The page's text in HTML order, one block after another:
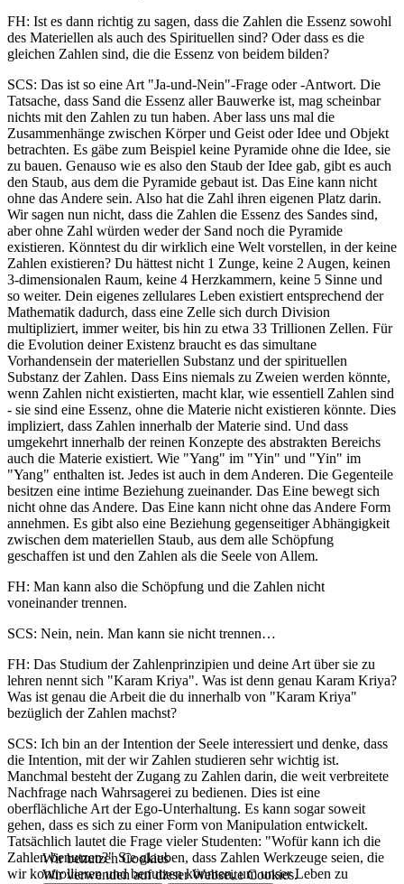
FH: Ist es dann richtig zu sagen, dass die Zahlen die Essenz sowohl
des Materiellen als auch des Spirituellen sind? Oder dass es die
gleichen Zahlen sind, die die Essenz von beidem bilden?
SCS: Das ist so eine Art "Ja-und-Nein"-Frage oder -Antwort. Die
Tatsache, dass Sand die Essenz aller Bauwerke ist, mag scheinbar
nichts mit den Zahlen zu tun haben. Aber lass uns mal die
Zusammenhänge zwischen Körper und Geist oder Idee und Objekt
betrachten. Es gäbe zum Beispiel keine Pyramide ohne die Idee, sie
zu bauen. Genauso wie es also den Staub der Idee gab, gibt es auch
den Staub, aus dem die Pyramide gebaut ist. Das Eine kann nicht
ohne das Andere sein. Also hat die Zahl ihren eigenen Platz darin.
Wir sagen nun nicht, dass die Zahlen die Essenz des Sandes sind,
aber ohne Zahl würden weder der Sand noch die Pyramide
existieren. Könntest du dir wirklich eine Welt vorstellen, in der keine
Zahlen existieren? Du hättest nicht 1 Zunge, keine 2 Augen, keinen
3-dimensionalen Raum, keine 4 Herzkammern, keine 5 Sinne und
so weiter. Dein eigenes zellulares Leben existiert entsprechend der
Mathematik dadurch, dass eine Zelle sich durch Division
multipliziert, immer weiter, bis hin zu etwa 33 Trillionen Zellen. Für
die Evolution deiner Existenz braucht es das simultane
Vorhandensein der materiellen Substanz und der spirituellen
Substanz der Zahlen. Dass Eins niemals zu Zweien werden könnte,
wenn Zahlen nicht existierten, macht klar, wie essentiell Zahlen sind
- sie sind eine Essenz, ohne die Materie nicht existieren könnte. Dies
impliziert, dass Zahlen innerhalb der Materie sind. Und dass
umgekehrt innerhalb der reinen Konzepte des abstrakten Bereichs
auch die Materie existiert. Wie "Yang" im "Yin" und "Yin" im
"Yang" enthalten ist. Jedes ist auch in dem Anderen. Die Gegenteile
besitzen eine intime Beziehung zueinander. Das Eine bewegt sich
nicht ohne das Andere. Das Eine kann nicht ohne das Andere Form
annehmen. Es gibt also eine Beziehung gegenseitiger Abhängigkeit
zwischen dem materiellen Staub, aus dem alle Schöpfung
geschaffen ist und den Zahlen als die Seele von Allem.
FH: Man kann also die Schöpfung und die Zahlen nicht
voneinander trennen.
SCS: Nein, nein. Man kann sie nicht trennen…
FH: Das Studium der Zahlenprinzipien und deine Art über sie zu
lehren nennt sich "Karam Kriya". Was ist denn genau Karam Kriya?
Was ist genau die Arbeit die du innerhalb von "Karam Kriya"
bezüglich der Zahlen machst?
SCS: Ich bin an der Intention der Seele interessiert und denke, dass
die Intention, mit der wir Zahlen studieren sehr wichtig ist.
Manchmal besteht der Zugang zu Zahlen darin, die weit verbreitete
Nachfrage nach Wahrsagerei zu bedienen. Dies ist eine
oberflächliche Art der Ego-Unterhaltung. Es kann sogar soweit
gehen, dass es sich zu einer Form von Manipulation entwickelt.
Tatsächlich lautet die Frage vieler Studenten: "Wofür kann ich die
Zahlen benutzen?" Sie glauben, dass Zahlen Werkzeuge seien, die
wir kontrollieren und benutzen könnten, um unser Leben zu
Wir benutzen Cookies
Wir verwenden auf dieser Webseite Cookies.